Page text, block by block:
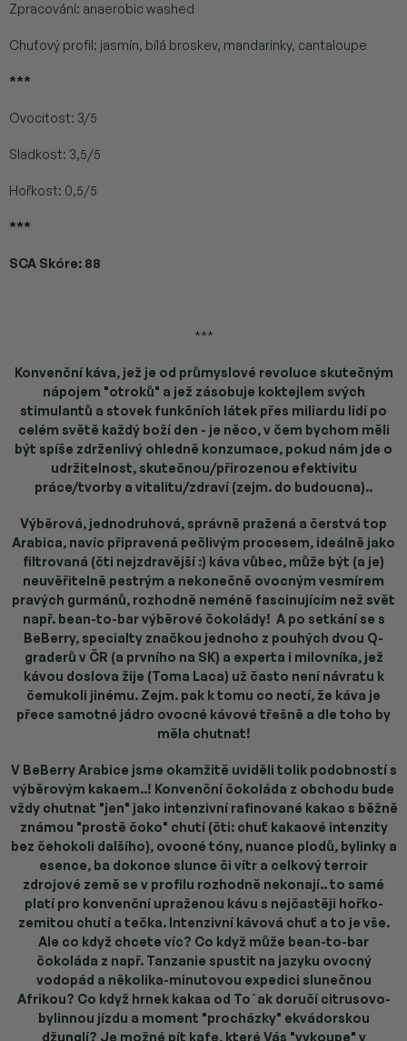
Zpracování: anaerobic washed
Chuťový profil: jasmín, bílá broskev, mandarinky, cantaloupe
***
Ovocitost: 3/5
Sladkost: 3,5/5
Hořkost: 0,5/5
***
SCA Skóre: 88
***
Konvenční káva, jež je od průmyslové revoluce skutečným
nápojem "otroků" a jež zásobuje koktejlem svých
stimulantů a stovek funkčních látek přes miliardu lidí po
celém světě každý boží den - je něco, v čem bychom měli
být spíše zdrženlivý ohledně konzumace, pokud nám jde o
udržitelnost, skutečnou/přirozenou efektivitu
práce/tvorby a vitalitu/zdraví (zejm. do budoucna)..
Výběrová, jednodruhová, správně pražená a čerstvá top
Arabica, navíc připravená pečlivým procesem, ideálně jako
filtrovaná (čti nejzdravější :) káva vůbec, může být (a je)
neuvěřitelně pestrým a nekonečně ovocným vesmírem
pravých gurmánů, rozhodně neméně fascinujícím než svět
např. bean-to-bar výběrové čokolády! A po setkání se s
BeBerry, specialty značkou jednoho z pouhých dvou Q-
graderů v ČR (a prvního na SK) a experta i milovníka, jež
kávou doslova žije (Toma Laca) už často není návratu k
čemukoli jinému. Zejm. pak k tomu co nectí, že káva je
přece samotné jádro ovocné kávové třešně a dle toho by
měla chutnat!
V BeBerry Arabice jsme okamžitě uviděli tolik podobností s
výběrovým kakaem..! Konvenční čokoláda z obchodu bude
vždy chutnat "jen" jako intenzivní rafinované kakao s běžně
známou "prostě čoko" chutí (čti: chuť kakaové intenzity
bez čehokoli dalšího), ovocné tóny, nuance plodů, bylinky a
esence, ba dokonce slunce či vítr a celkový terroir
zdrojové země se v profilu rozhodně nekonají.. to samé
platí pro konvenční upraženou kávu s nejčastěji hořko-
zemitou chutí a tečka. Intenzivní kávová chuť a to je vše.
Ale co když chcete víc? Co když může bean-to-bar
čokoláda z např. Tanzanie spustit na jazyku ovocný
vodopád a několika-minutovou expedici slunečnou
Afrikou? Co když hrnek kakaa od To´ak doručí citrusovo-
bylinnou jízdu a moment "procházky" ekvádorskou
džunglí? Je možné pít kafe, které Vás "vykoupe" v